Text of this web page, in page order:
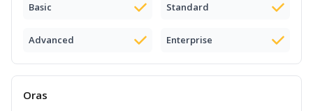
Basic Standard
Advanced Enterprise
Oras